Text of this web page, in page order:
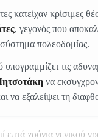
κατείχαν κρίσιμες
, γεγονός που
πολεοδομίας.
υπογραμμίζει τις
να
να εξαλείψει τη
επτά χρόνια γενικού